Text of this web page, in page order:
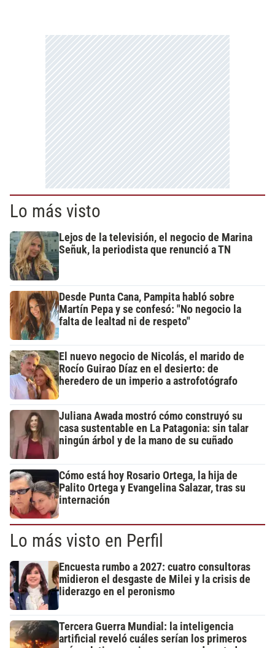
Lo más visto
Lejos de la televisión, el negocio de Marina
Señuk, la periodista que renunció a TN
Desde Punta Cana, Pampita habló sobre
Martín Pepa y se confesó: "No negocio la
falta de lealtad ni de respeto"
El nuevo negocio de Nicolás, el marido de
Rocío Guirao Díaz en el desierto: de
heredero de un imperio a astrofotógrafo
Juliana Awada mostró cómo construyó su
casa sustentable en La Patagonia: sin talar
ningún árbol y de la mano de su cuñado
Cómo está hoy Rosario Ortega, la hija de
Palito Ortega y Evangelina Salazar, tras su
internación
Lo más visto en Perfil
Encuesta rumbo a 2027: cuatro consultoras
midieron el desgaste de Milei y la crisis de
liderazgo en el peronismo
Tercera Guerra Mundial: la inteligencia
artificial reveló cuáles serían los primeros